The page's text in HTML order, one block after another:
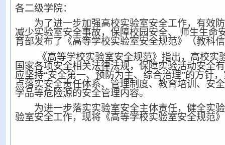
各二级学院：
为了进一步加强高校实验室安全工作，有效
减少实验室安全事故，保障校园安全、 师生生命
育部发布了《高等学校实验室安全规范》（教科
《高等学校实验室安全规范》指出，高校实
国家各项安全相关法律法规，保障实验活动安全
应坚持“安全第一、预防为主、综合治理”的方针
点落实安全责任体系、管理制度、教育培训、安
学品等危险源的安全管理内容。
为进一步落实实验室安全主体责任，健全实
验室安全工作，现将《高等学校实验室安全规范